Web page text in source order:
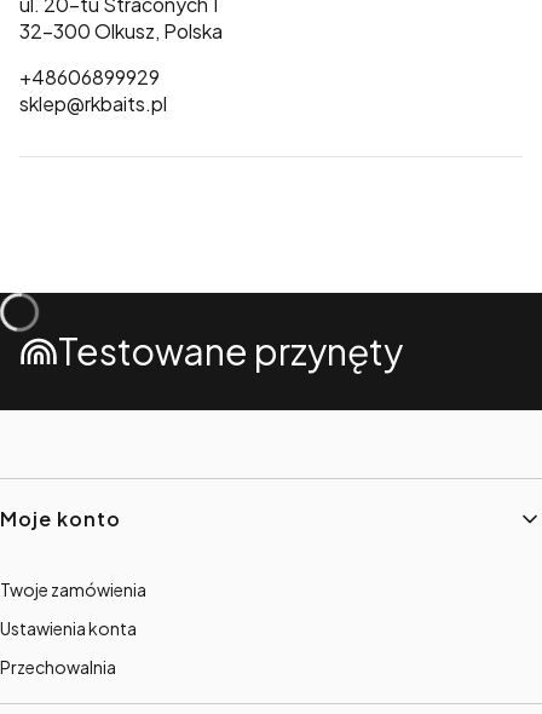
32-300 Olkusz, Polska
+48606899929
sklep@rkbaits.pl
Testowane przynęty
Linki w stopce
Moje konto
Twoje zamówienia
Ustawienia konta
Przechowalnia